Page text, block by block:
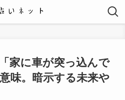
家に車が突っ込んで
味。暗示する未来や